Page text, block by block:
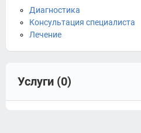
Диагностика
Консультация специалиста
Лечение
Услуги (0)